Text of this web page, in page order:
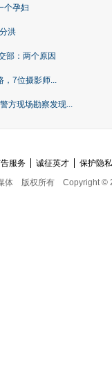
个孕妇
洪
部：两个原因
，7位摄影师...
方现场勘察发现...
服务 诚征英才
保护隐
体
版权所有 Copyright ©